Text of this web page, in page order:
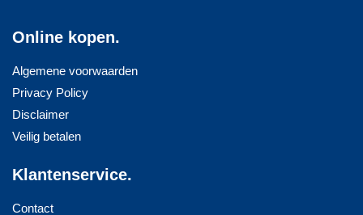
Online kopen.
Algemene voorwaarden
Privacy Policy
Disclaimer
Veilig betalen
Klantenservice.
Contact